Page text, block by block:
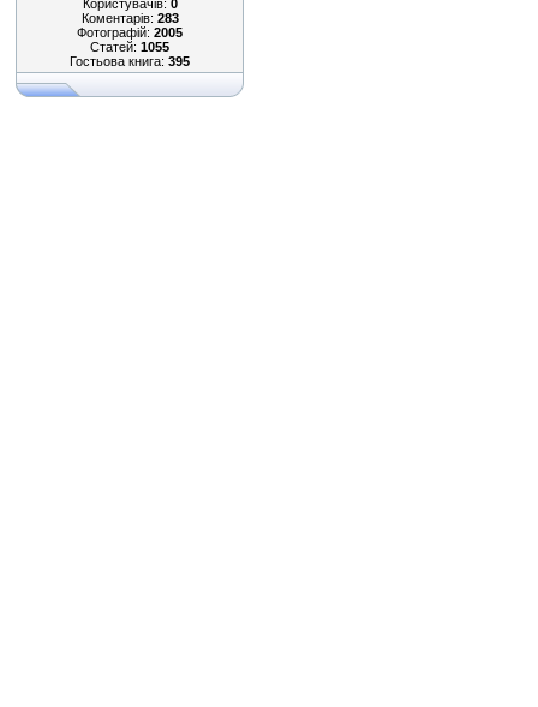
Користувачів: 0
Коментарів: 283
Фотографій: 2005
Статей: 1055
Гостьова книга: 395